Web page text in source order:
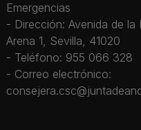
Emergencias
- Dirección: Avenida de
Arena 1, Sevilla, 41020
- Teléfono: 955 066 328
- Correo electrónico: